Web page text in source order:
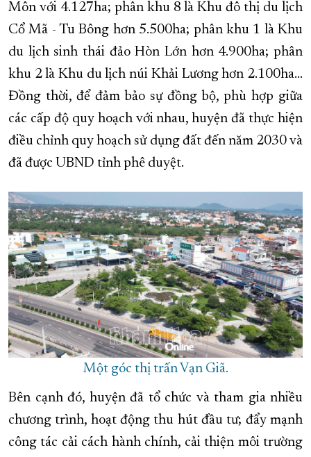
Môn với 4.127ha; phân khu 8 là Khu đô thị du lịch
Cổ Mã - Tu Bông hơn 5.500ha; phân khu 1 là Khu
du lịch sinh thái đảo Hòn Lớn hơn 4.900ha; phân
khu 2 là Khu du lịch núi Khải Lương hơn 2.100ha…
Đồng thời, để đảm bảo sự đồng bộ, phù hợp giữa
các cấp độ quy hoạch với nhau, huyện đã thực hiện
điều chỉnh quy hoạch sử dụng đất đến năm 2030 và
đã được UBND tỉnh phê duyệt.
Một góc thị trấn Vạn Giã.
Bên cạnh đó, huyện đã tổ chức và tham gia nhiều
chương trình, hoạt động thu hút đầu tư; đẩy mạnh
công tác cải cách hành chính, cải thiện môi trường